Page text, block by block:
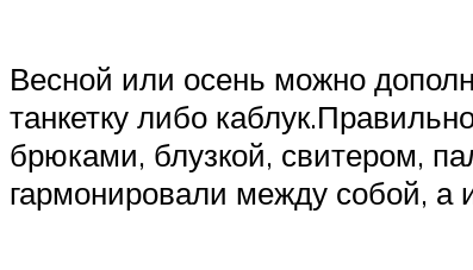
Весной или осень можно
танкетку либо
брюками, блузкой, свитером,
гармонировали между собой, а